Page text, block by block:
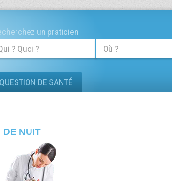
un praticien
QUESTION DE SANTÉ
DE NUIT